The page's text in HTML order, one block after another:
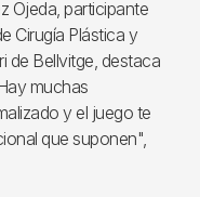
Ojeda, participante
Cirugía Plástica y
de Bellvitge, destaca
muchas
y el juego te
que suponen",